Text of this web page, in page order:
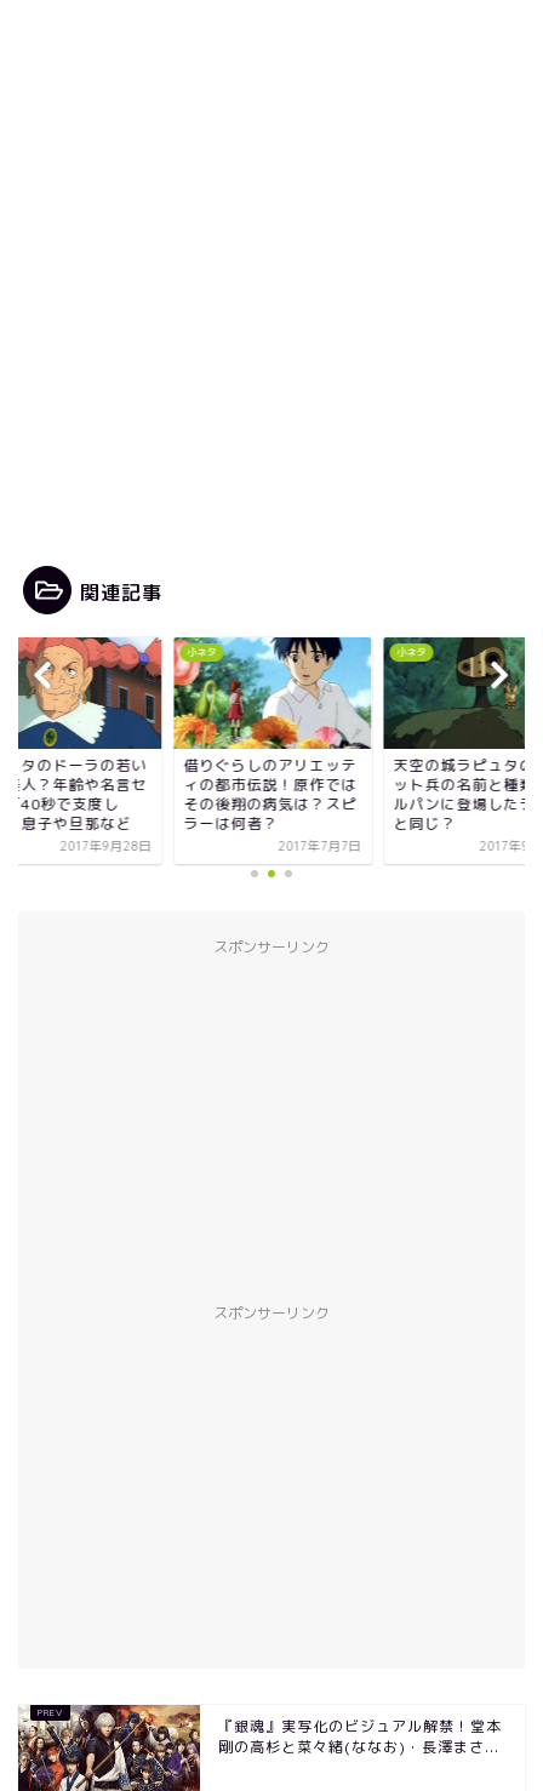
関連記事
ぐらしのアリエッテ
都市伝説！原作では
後翔の病気は？スピ
は何者？
2017年7月7日
小ネタ
天空の城ラピュタのロボ
ット兵の名前と種類は？
ルパンに登場したラムダ
と同じ？
2017年9月27日
小ネタ
ラピュタのドーラ
頃が美人？年齢や
リフ「40秒で支度
な！」息子や旦那
2017年9
スポンサーリンク
スポンサーリンク
『銀魂』実写化のビジュアル解禁！堂本
剛の高杉と菜々緒(ななお)・長澤まさ...